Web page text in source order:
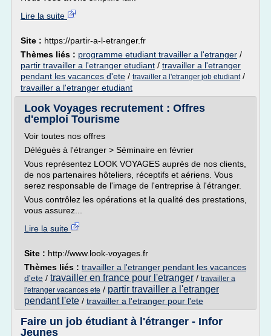
Lire la suite
Site : https://partir-a-l-etranger.fr
Thèmes liés : programme etudiant travailler a l'etranger /
partir travailler a l'etranger etudiant / travailler a l'etranger
pendant les vacances d'ete / travailler a l'etranger job etudiant/
travailler a l'etranger etudiant
Look Voyages recrutement : Offres
d'emploi Tourisme
Voir toutes nos offres
Délégués à l'étranger > Séminaire en février
Vous représentez LOOK VOYAGES auprès de nos clients,
de nos partenaires hôteliers, réceptifs et aériens. Vous
serez responsable de l'image de l'entreprise à l'étranger.
Vous contrôlez les opérations et la qualité des prestations,
vous assurez...
Lire la suite
Site : http://www.look-voyages.fr
Thèmes liés : travailler a l'etranger pendant les vacances
d'ete / travailler en france pour l'etranger / travailler a
l'etranger vacances ete / partir travailler a l'etranger
pendant l'ete / travailler a l'etranger pour l'ete
Faire un job étudiant à l'étranger - Infor
Jeunes